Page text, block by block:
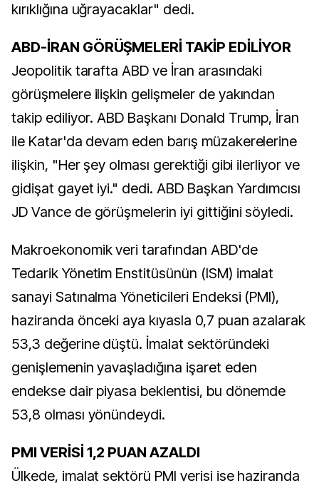
kırıklığına uğrayacaklar" dedi.
ABD-İRAN GÖRÜŞMELERİ TAKİP EDİLİYOR
Jeopolitik tarafta ABD ve İran arasındaki
görüşmelere ilişkin gelişmeler de yakından
takip ediliyor. ABD Başkanı Donald Trump, İran
ile Katar'da devam eden barış müzakerelerine
ilişkin, "Her şey olması gerektiği gibi ilerliyor ve
gidişat gayet iyi." dedi. ABD Başkan Yardımcısı
JD Vance de görüşmelerin iyi gittiğini söyledi.
Makroekonomik veri tarafından ABD'de
Tedarik Yönetim Enstitüsünün (ISM) imalat
sanayi Satınalma Yöneticileri Endeksi (PMI),
haziranda önceki aya kıyasla 0,7 puan azalarak
53,3 değerine düştü. İmalat sektöründeki
genişlemenin yavaşladığına işaret eden
endekse dair piyasa beklentisi, bu dönemde
53,8 olması yönündeydi.
PMI VERİSİ 1,2 PUAN AZALDI
Ülkede, imalat sektörü PMI verisi ise haziranda